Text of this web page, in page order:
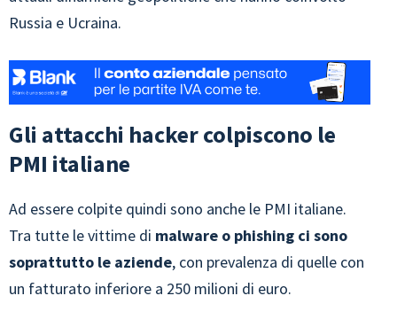
Russia e Ucraina.
Gli attacchi hacker colpiscono le
PMI italiane
Ad essere colpite quindi sono anche le PMI italiane.
Tra tutte le vittime di malware o phishing ci sono
soprattutto le aziende, con prevalenza di quelle con
un fatturato inferiore a 250 milioni di euro.